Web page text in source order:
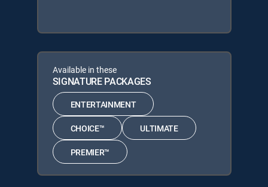
Available in these
SIGNATURE PACKAGES
ENTERTAINMENT
CHOICE™ ULTIMATE
PREMIER™